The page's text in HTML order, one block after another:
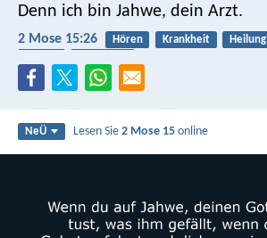
Denn ich bin Jahwe, dein Arzt.
2 Mose 15:26 Hören Krankheit Heilung
NeÜ Lesen Sie2 Mose 15 online